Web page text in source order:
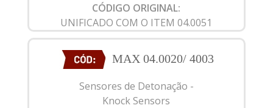
CÓDIGO ORIGINAL:
UNIFICADO COM O ITEM 04.0051
MAX 04.0020/ 4003
Sensores de Detonação -
Knock Sensors